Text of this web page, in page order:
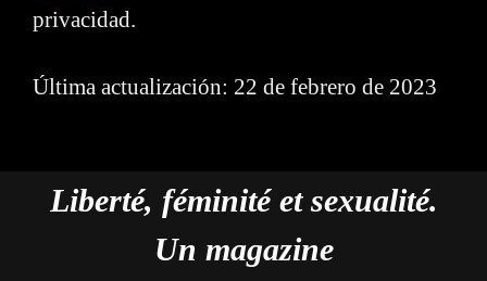
privacidad.
Última actualización: 22 de febrero de 2023
Liberté, féminité et sexualité.
Un magazine